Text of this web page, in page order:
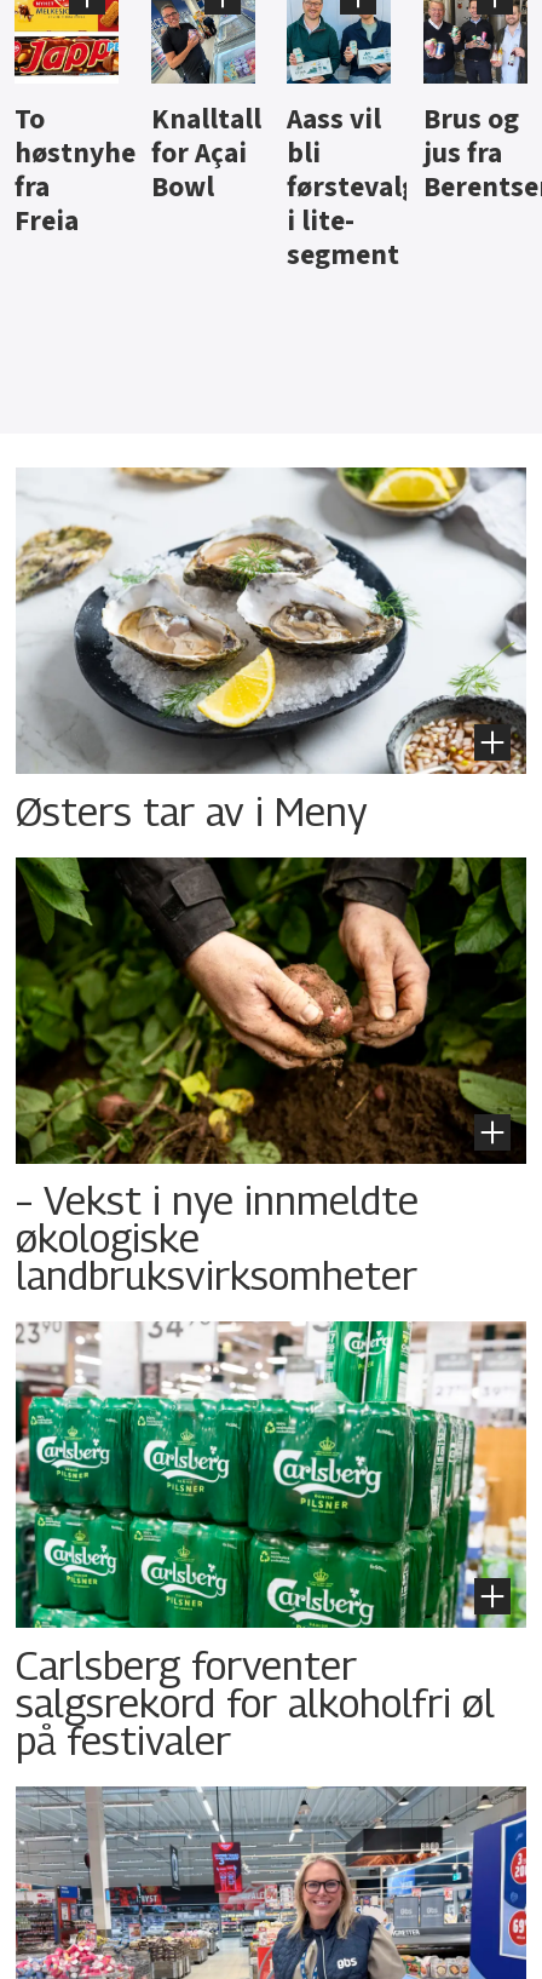
Knalltall
for Açai
Bowl
Aass vil
bli
førstevalg
Brus og
jus fra
Berentsen
Hard
iste fra
Hansa
Østers tar av i Meny
– Vekst i nye innmeldte
økologiske
landbruksvirksomheter
Carlsberg forventer
salgsrekord for alkoholfri øl
på festivaler